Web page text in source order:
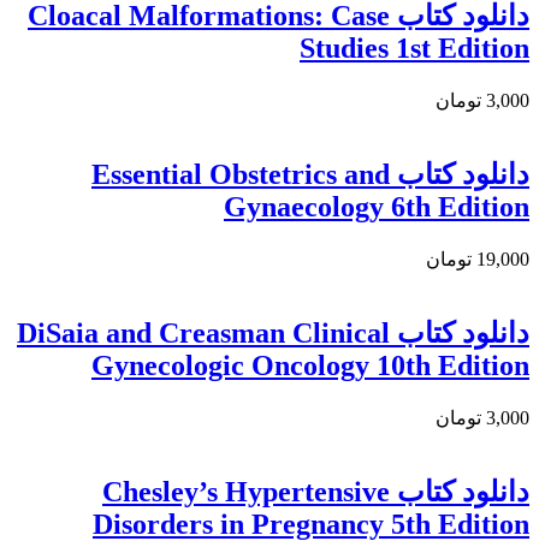
دانلود کتاب Cloacal Malformations: Case
Studies 1st Edition
3,000 تومان
دانلود كتاب Essential Obstetrics and
Gynaecology 6th Edition
19,000 تومان
دانلود کتاب DiSaia and Creasman Clinical
Gynecologic Oncology 10th Edition
3,000 تومان
دانلود كتاب Chesley’s Hypertensive
Disorders in Pregnancy 5th Edition